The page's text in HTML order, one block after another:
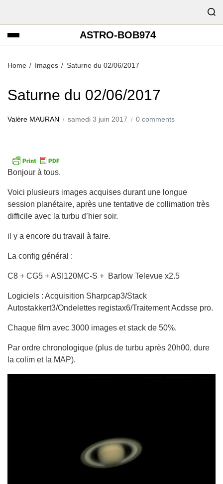
ASTRO-BOB974
Home Images Saturne du 02/06/2017
Saturne du 02/06/2017
Valère MAURAN samedi 3 juin 2017 0 comments
Bonjour à tous.
Voici plusieurs images acquises durant une longue
session planétaire, après une tentative de collimation très
difficile avec la turbu d’hier soir.
il y a encore du travail à faire.
La config général :
C8 + CG5 + ASI120MC-S + Barlow Televue x2.5
Logiciels : Acquisition Sharpcap3/Stack
Autostakkert3/Ondelettes registax6/Traitement Acdsse pro.
Chaque film avec 3000 images et stack de 50%.
Par ordre chronologique (plus de turbu après 20h00, dure
la colim et la MAP).